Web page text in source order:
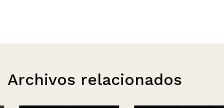
Archivos relacionados